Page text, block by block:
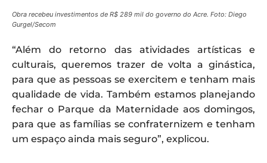
Obra recebeu investimentos de R$ 289 mil do governo do Acre. Foto: Diego
Gurgel/Secom
“Além do retorno das atividades artísticas e
culturais, queremos trazer de volta a ginástica,
para que as pessoas se exercitem e tenham mais
qualidade de vida. Também estamos planejando
fechar o Parque da Maternidade aos domingos,
para que as famílias se confraternizem e tenham
um espaço ainda mais seguro”, explicou.